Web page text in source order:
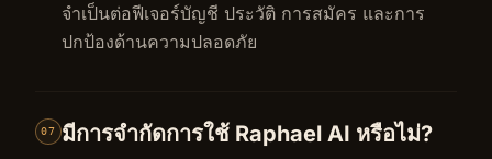
จำเป็นต่อฟีเจอร์บัญชี ประวัติ การสมัคร และการ
ปกป้องด้านความปลอดภัย
07 มีการจำกัดการใช้ Raphael AI หรือไม่?